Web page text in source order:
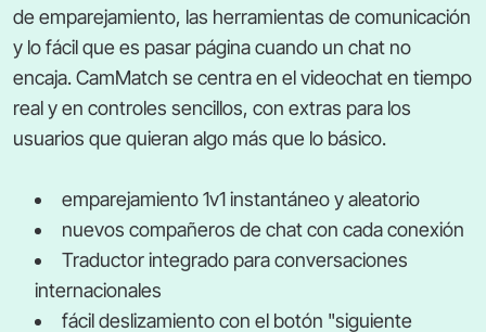
de emparejamiento, las herramientas de comunicación
y lo fácil que es pasar página cuando un chat no
encaja. CamMatch se centra en el videochat en tiempo
real y en controles sencillos, con extras para los
usuarios que quieran algo más que lo básico.
emparejamiento 1v1 instantáneo y aleatorio
nuevos compañeros de chat con cada conexión
Traductor integrado para conversaciones
internacionales
fácil deslizamiento con el botón "siguiente